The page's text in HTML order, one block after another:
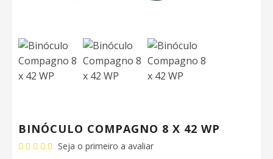
BINÓCULO COMPAGNO 8 X 42 WP
Seja o primeiro a avaliar